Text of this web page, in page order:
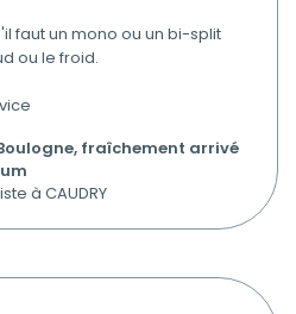
faut un mono ou un bi-split
ou le froid.
fraîchement arrivé
à CAUDRY